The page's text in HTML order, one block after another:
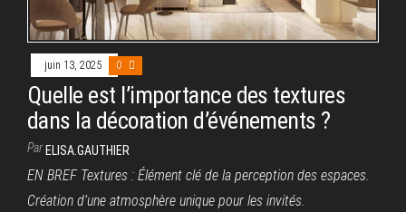
juin 13, 2025 0
Quelle est l’importance des textures
dans la décoration d’événements ?
Par ELISA.GAUTHIER
EN BREF Textures : Élément clé de la perception des espaces.
Création d’une atmosphère unique pour les invités.